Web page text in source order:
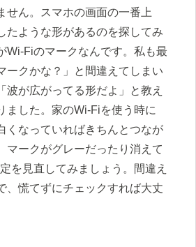
せん。スマホの画面の一番上
たような形があるのを探してみ
Wi-Fiのマークなんです。私も最
ークかな？」と間違えてしまい
波が広がってる形だよ」と教え
ました。家のWi-Fiを使う時に
くなっていればきちんとつなが
マークがグレーだったり消えて
を見直してみましょう。間違え
、慌てずにチェックすれば大丈